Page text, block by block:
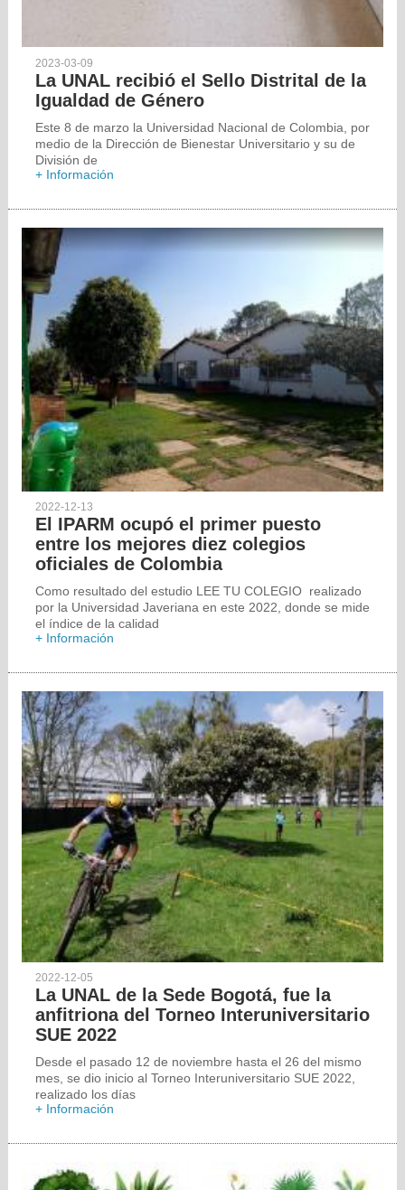
2023-03-09
La UNAL recibió el Sello Distrital de la
Igualdad de Género
Este 8 de marzo la Universidad Nacional de Colombia, por
medio de la Dirección de Bienestar Universitario y su de
División de
+ Información
2022-12-13
El IPARM ocupó el primer puesto
entre los mejores diez colegios
oficiales de Colombia
Como resultado del estudio LEE TU COLEGIO realizado
por la Universidad Javeriana en este 2022, donde se mide
el índice de la calidad
+ Información
2022-12-05
La UNAL de la Sede Bogotá, fue la
anfitriona del Torneo Interuniversitario
SUE 2022
Desde el pasado 12 de noviembre hasta el 26 del mismo
mes, se dio inicio al Torneo Interuniversitario SUE 2022,
realizado los días
+ Información